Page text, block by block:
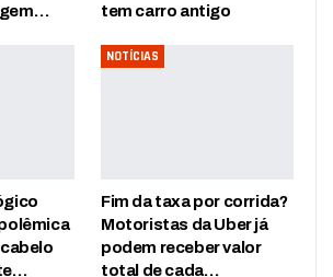
tem carro antigo
NOTÍCIAS
Fim da taxa por corrida?
Motoristas da Uber já
podem receber valor
total de cada…